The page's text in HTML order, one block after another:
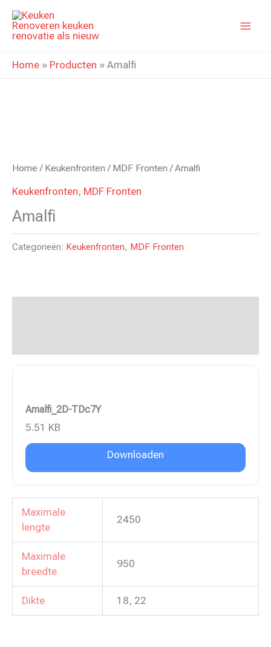
naar
inhoud
Home » Producten » Amalfi
Home / Keukenfronten / MDF Fronten / Amalfi
Keukenfronten, MDF Fronten
Amalfi
Categorieën: Keukenfronten, MDF Fronten
Amalfi_2D-TDc7Y
5.51 KB
Downloaden
Maximale
lengte
2450
Maximale
breedte
950
Dikte 18, 22